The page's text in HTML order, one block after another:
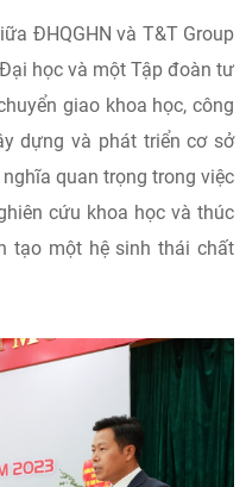
ĐHQGHN và T&T Group
học và một Tập đoàn tư
giao khoa học, công
dựng và phát triển cơ sở
quan trọng trong việc
cứu khoa học và thúc
tạo một hệ sinh thái chất